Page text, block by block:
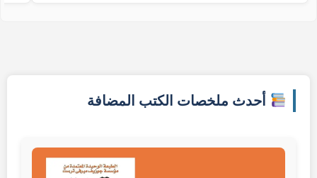
أحدث ملخصات الكتب المضافة